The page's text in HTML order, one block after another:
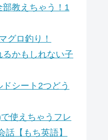
部教えちゃう！1
グロ釣り！
かもしれない子
シート2つどう
使えちゃうフレ
話【もち英語】